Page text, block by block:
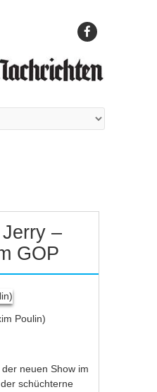
–
GOP
Poulin)
neuen Show im
schüchterne